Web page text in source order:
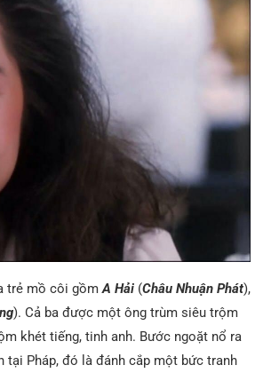
trẻ mồ côi gồmA Hải(Châu Nhuận Phát),
). Cả ba được một ông trùm siêu trộm
khét tiếng, tinh anh. Bước ngoặt nổ ra
tại Pháp, đó là đánh cắp một bức tranh